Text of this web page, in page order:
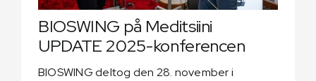
BIOSWING på Meditsiini
UPDATE 2025-konferencen
BIOSWING deltog den 28. november i